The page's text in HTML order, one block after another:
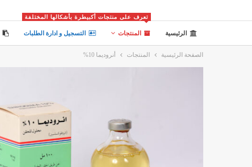
الرئيسية المنتجات
تعرف على منتجات أكبيطرة بأشكالها المختلفة
التسجيل و ادارة الطلبات
الصفحة الرئيسية المنتجات أنروديما 10%